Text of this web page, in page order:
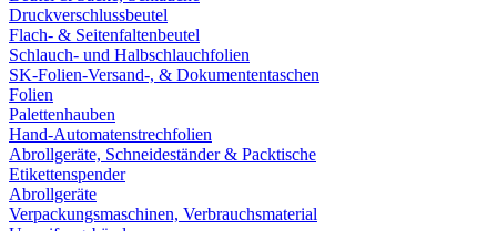
Druckverschlussbeutel
Flach- & Seitenfaltenbeutel
Schlauch- und Halbschlauchfolien
SK-Folien-Versand-, & Dokumententaschen
Folien
Palettenhauben
Hand-Automatenstrechfolien
Abrollgeräte, Schneideständer & Packtische
Etikettenspender
Abrollgeräte
Verpackungsmaschinen, Verbrauchsmaterial